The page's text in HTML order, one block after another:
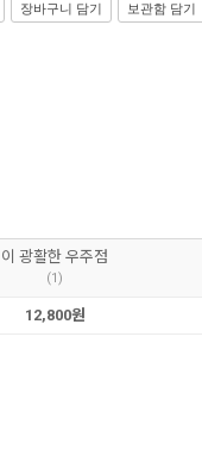
장바구니 담기 보관함 담기
이 광활한 우주점
(1)
12,800원